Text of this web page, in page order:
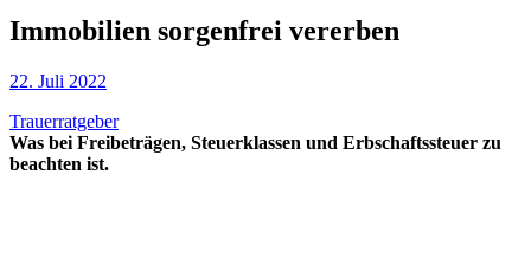
Immobilien sorgenfrei vererben
22. Juli 2022
Trauerratgeber
Was bei Freibeträgen, Steuerklassen und Erbschaftssteuer zu
beachten ist.